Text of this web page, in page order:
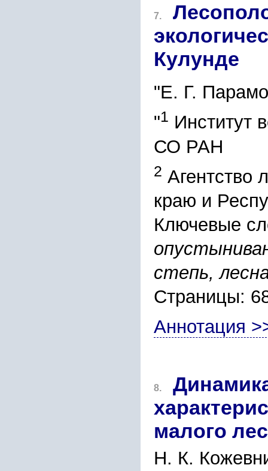
7.
Кулунде
"Е. Г.
"1 Институт
СО РАН
2 Агентство
краю и
Ключевые
степь,
Страницы:
Аннотация
8.
малого
Н. К.